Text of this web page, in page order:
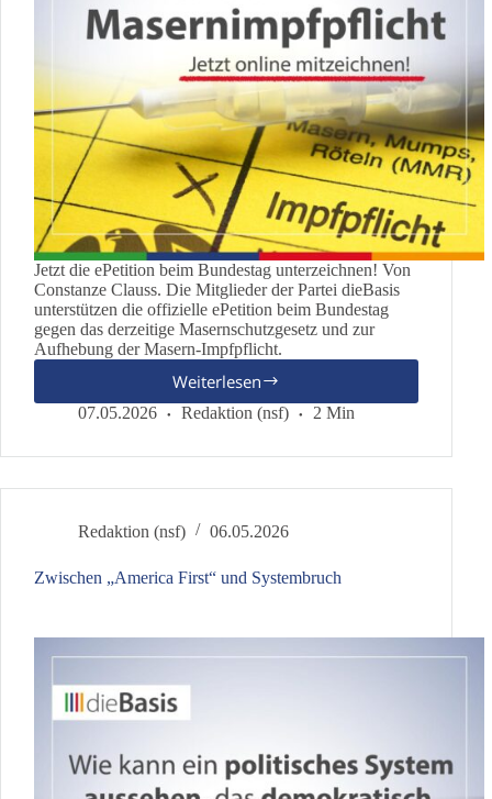
Jetzt die ePetition beim Bundestag unterzeichnen! Von
Constanze Clauss. Die Mitglieder der Partei dieBasis
unterstützen die offizielle ePetition beim Bundestag
gegen das derzeitige Masernschutzgesetz und zur
Aufhebung der Masern-Impfpflicht.
Weiterlesen
ePetition
zur
des
der
Masern-
Impfpflicht
07.05.2026 Redaktion (nsf) 2 Min
Redaktion (nsf) 06.05.2026
Zwischen „America First“ und Systembruch